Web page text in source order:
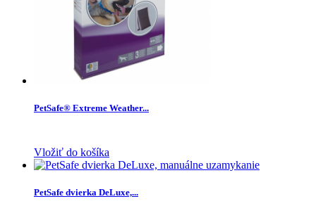
PetSafe® Extreme Weather...
Vložiť do košíka
PetSafe dvierka DeLuxe,...